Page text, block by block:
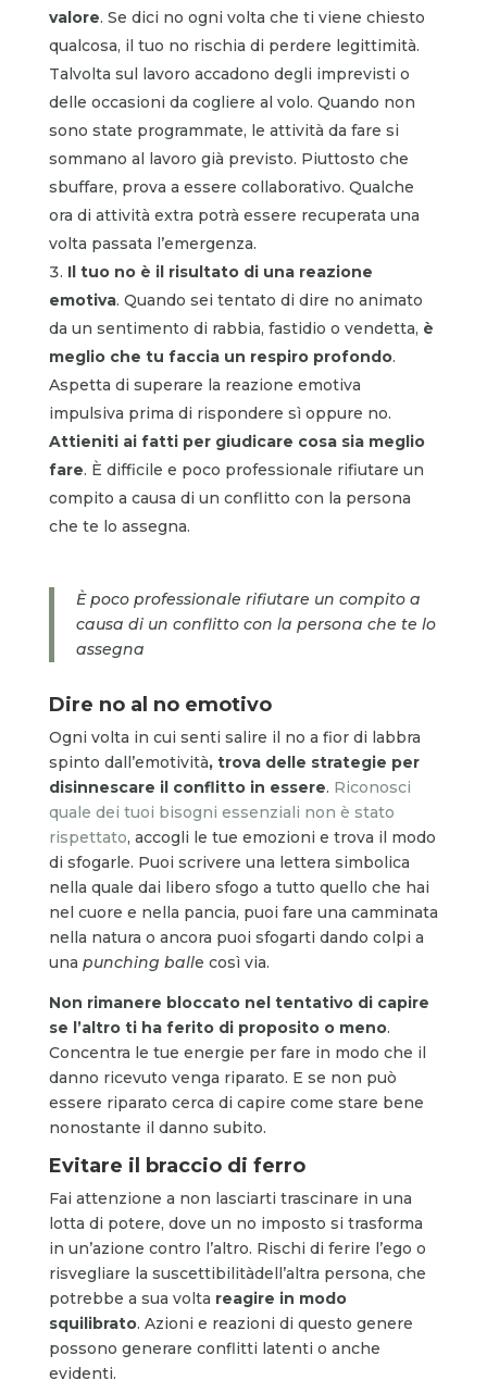
valore. Se dici no ogni volta che ti viene chiesto
qualcosa, il tuo no rischia di perdere legittimità.
Talvolta sul lavoro accadono degli imprevisti o
delle occasioni da cogliere al volo. Quando non
sono state programmate, le attività da fare si
sommano al lavoro già previsto. Piuttosto che
sbuffare, prova a essere collaborativo. Qualche
ora di attività extra potrà essere recuperata una
volta passata l’emergenza.
Il tuo no è il risultato di una reazione
emotiva. Quando sei tentato di dire no animato
da un sentimento di rabbia, fastidio o vendetta, è
meglio che tu faccia un respiro profondo.
Aspetta di superare la reazione emotiva
impulsiva prima di rispondere sì oppure no.
Attieniti ai fatti per giudicare cosa sia meglio
fare. È difficile e poco professionale rifiutare un
compito a causa di un conflitto con la persona
che te lo assegna.
È poco professionale rifiutare un compito a
causa di un conflitto con la persona che te lo
assegna
Dire no al no emotivo
Ogni volta in cui senti salire il no a fior di labbra
spinto dall’emotività, trova delle strategie per
disinnescare il conflitto in essere. Riconosci
quale dei tuoi bisogni essenziali non è stato
rispettato, accogli le tue emozioni e trova il modo
di sfogarle. Puoi scrivere una lettera simbolica
nella quale dai libero sfogo a tutto quello che hai
nel cuore e nella pancia, puoi fare una camminata
nella natura o ancora puoi sfogarti dando colpi a
una punching balle così via.
Non rimanere bloccato nel tentativo di capire
se l’altro ti ha ferito di proposito o meno.
Concentra le tue energie per fare in modo che il
danno ricevuto venga riparato. E se non può
essere riparato cerca di capire come stare bene
nonostante il danno subito.
Evitare il braccio di ferro
Fai attenzione a non lasciarti trascinare in una
lotta di potere, dove un no imposto si trasforma
in un’azione contro l’altro. Rischi di ferire l’ego o
risvegliare la suscettibilitàdell’altra persona, che
potrebbe a sua volta reagire in modo
squilibrato. Azioni e reazioni di questo genere
possono generare conflitti latenti o anche
evidenti.